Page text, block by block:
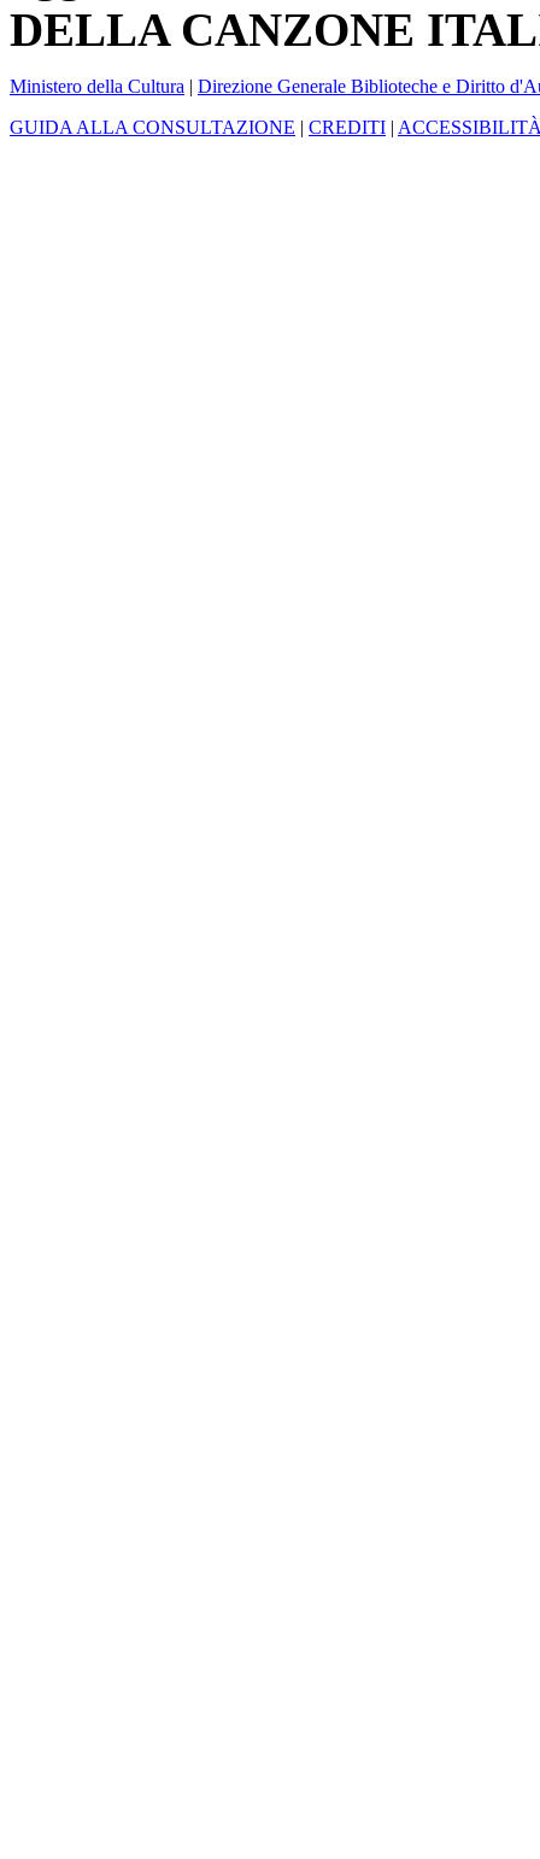
DELLA CANZONE
Ministero della Cultura | Direzione Generale Biblioteche e Diritto
GUIDA ALLA CONSULTAZIONE | CREDITI |